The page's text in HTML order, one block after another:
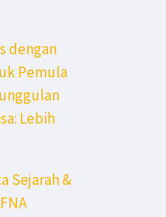
dengan
Pemula
Lebih
Sejarah &